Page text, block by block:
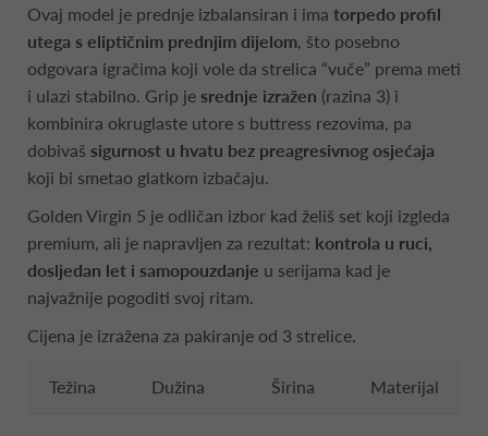
Ovaj model je prednje izbalansiran i ima torpedo profil
utega s eliptičnim prednjim dijelom, što posebno
odgovara igračima koji vole da strelica “vuče” prema meti
i ulazi stabilno. Grip je srednje izražen (razina 3) i
kombinira okruglaste utore s buttress rezovima, pa
dobivaš sigurnost u hvatu bez preagresivnog osjećaja
koji bi smetao glatkom izbačaju.
Golden Virgin 5 je odličan izbor kad želiš set koji izgleda
premium, ali je napravljen za rezultat: kontrola u ruci,
dosljedan let i samopouzdanje u serijama kad je
najvažnije pogoditi svoj ritam.
Cijena je izražena za pakiranje od 3 strelice.
Težina Dužina Širina Materijal